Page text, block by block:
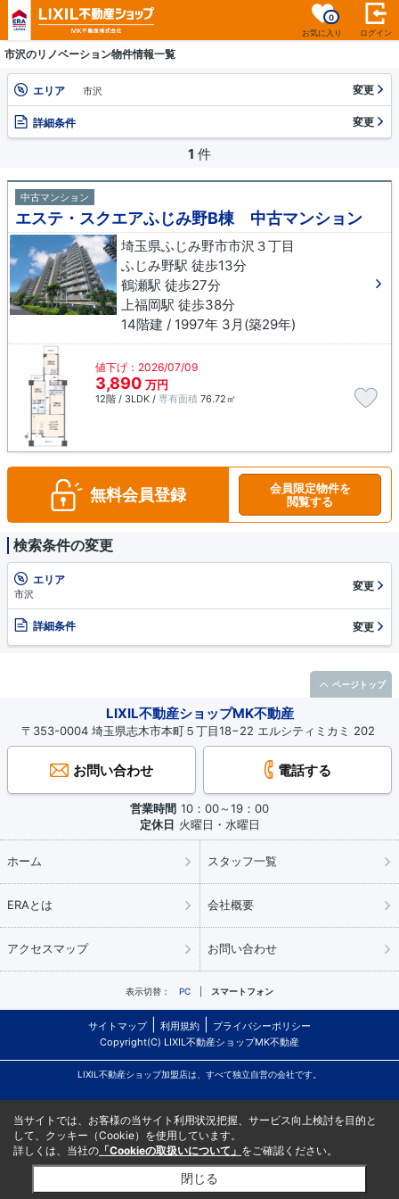
お気に入り
0
ログイン
市沢のリノベーション物件情報一覧
エリア 市沢 変更
詳細条件 変更
1 件
中古マンション
エステ・スクエアふじみ野B棟 中古マンション
埼玉県ふじみ野市市沢３丁目
ふじみ野駅 徒歩13分
鶴瀬駅 徒歩27分
上福岡駅 徒歩38分
14階建 / 1997年 3月(築29年)
値下げ：2026/07/09
3,890 万円
12階 / 3LDK / 専有面積 76.72㎡
無料会員登録
会員限定物件を
閲覧する
検索条件の変更
エリア
市沢
変更
詳細条件 変更
LIXIL不動産ショップMK不動産
〒353-0004 埼玉県志木市本町５丁目18−22 エルシティミカミ 202
お問い合わせ 電話する
営業時間 10：00～19：00
定休日 火曜日・水曜日
ホーム スタッフ一覧
ERAとは 会社概要
アクセスマップ お問い合わせ
表示切替： PC スマートフォン
サイトマップ 利用規約
プライバシーポリシー
Copyright(C) LIXIL不動産ショップMK不動産
LIXIL不動産ショップ加盟店は、すべて独立自営の会社です。
ページトップ
当サイトでは、お客様の当サイト利用状況把握、サービス向上検討を目的と
して、クッキー（Cookie）を使用しています。
詳しくは、当社の 「Cookieの取扱いについて」 をご確認ください。
閉じる